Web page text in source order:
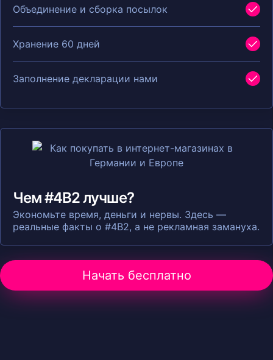
Объединение и сборка посылок
Хранение 60 дней
Заполнение декларации нами
Чем #4B2 лучше?
Экономьте время, деньги и нервы. Здесь —
реальные факты о #4B2, а не рекламная замануха.
Начать бесплатно